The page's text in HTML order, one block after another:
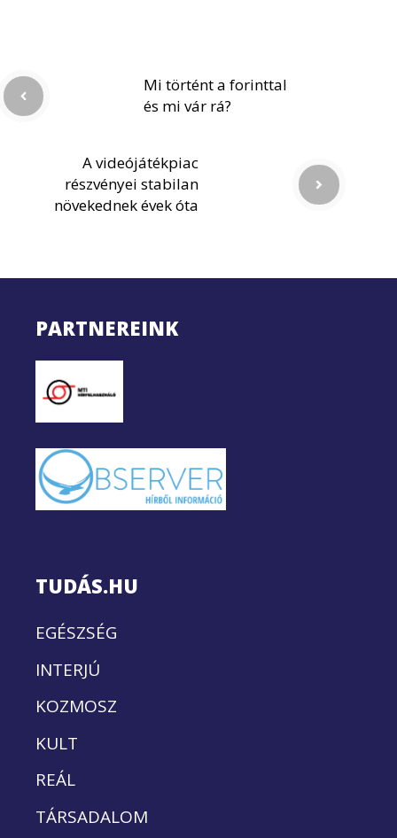
Mi történt a forinttal
és mi vár rá?
A videójátékpiac
részvényei stabilan
növekednek évek óta
PARTNEREINK
TUDÁS.HU
EGÉSZSÉG
INTERJÚ
KOZMOSZ
KULT
REÁL
TÁRSADALOM